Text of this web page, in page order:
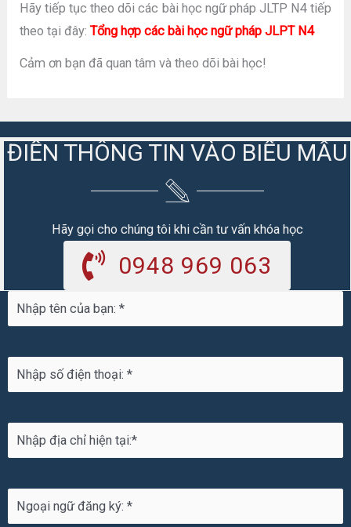
Hãy tiếp tục theo dõi các bài học ngữ pháp JLTP N4 tiếp
theo tại đây:Tổng hợp các bài học ngữ pháp JLPT N4
Cảm ơn bạn đã quan tâm và theo dõi bài học!
ĐIỀN THÔNG TIN VÀO BIỂU MẪU
Hãy gọi cho chúng tôi khi cần tư vấn khóa học
0948 969 063